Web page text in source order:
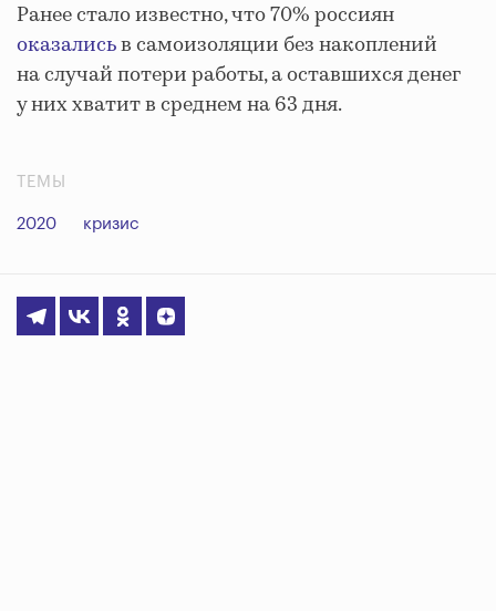
Ранее стало известно, что70% россиян
оказалисьв самоизоляции без накоплений
на случай потери работы, а оставшихся денег
у них хватит в среднем на 63 дня.
ТЕМЫ
2020 кризис